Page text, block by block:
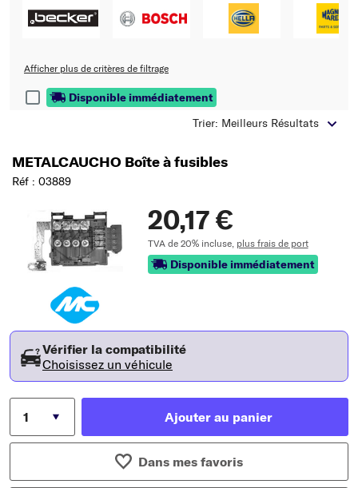
Choix du modèle
Afficher plus de critères de filtrage
Disponible immédiatement
Trier: Meilleurs Résultats
METALCAUCHO Boîte à fusibles
Réf : 03889
20,17 €
TVA de 20% incluse, plus frais de port
Disponible immédiatement
Vérifier la compatibilité
Choisissez un véhicule
Ajouter au panier
Dans mes favoris